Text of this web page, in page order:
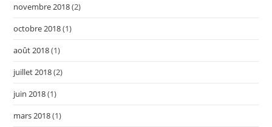
novembre 2018(2)
octobre 2018(1)
août 2018(1)
juillet 2018(2)
juin 2018(1)
mars 2018(1)